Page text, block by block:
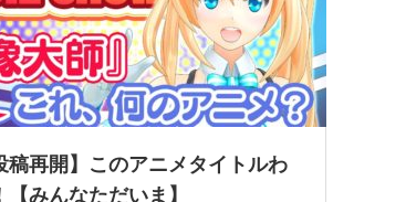
稿再開】このアニメタイトルわ
【みんなただいま】